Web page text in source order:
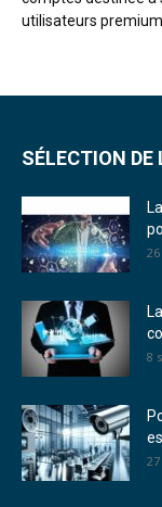
utilisateurs premium
SÉLECTION DE
8